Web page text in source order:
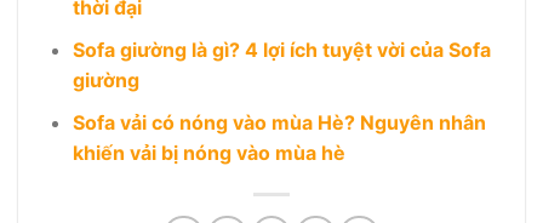
thời đại
Sofa giường là gì? 4 lợi ích tuyệt vời của Sofa
giường
Sofa vải có nóng vào mùa Hè? Nguyên nhân
khiến vải bị nóng vào mùa hè